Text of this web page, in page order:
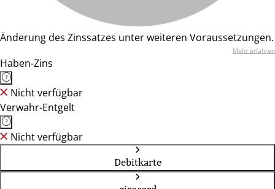
Änderung des Zinssatzes unter weiteren Voraussetzungen.
Mehr erfahren
Haben-Zins
Nicht verfügbar
Verwahr-Entgelt
Nicht verfügbar
Debitkarte